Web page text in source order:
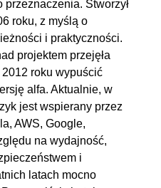
00:02:55
i
00:05:36
00:15:12
OGLĄDAJ »
00:08:56
Stworzył
roku, z myślą o
i praktyczności.
projektem przejęła
roku wypuścić
alfa. Aktualnie, w
jest wspierany przez
AWS, Google,
na wydajność,
i
latach mocno